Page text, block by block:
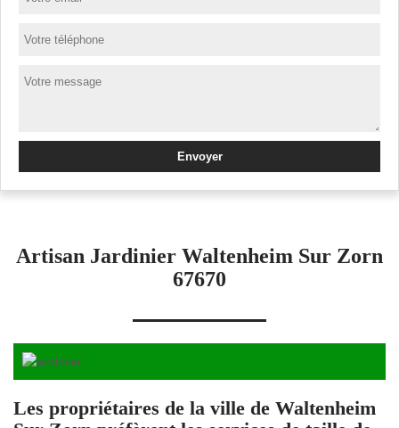
Artisan Jardinier Waltenheim Sur Zorn
67670
Les propriétaires de la ville de Waltenheim